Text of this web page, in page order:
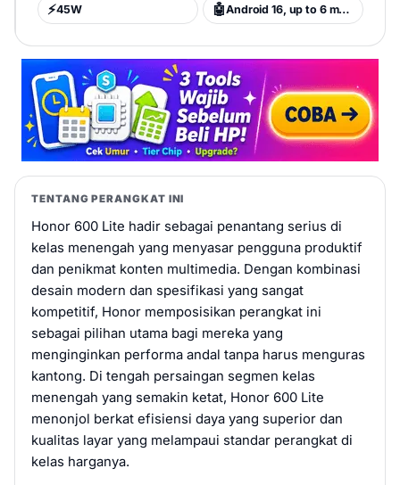
⚡45W 🤖 Android 16, up to 6 major Android upgrades, MagicOS 10
TENTANG PERANGKAT INI
Honor 600 Lite hadir sebagai penantang serius di
kelas menengah yang menyasar pengguna produktif
dan penikmat konten multimedia. Dengan kombinasi
desain modern dan spesifikasi yang sangat
kompetitif, Honor memposisikan perangkat ini
sebagai pilihan utama bagi mereka yang
menginginkan performa andal tanpa harus menguras
kantong. Di tengah persaingan segmen kelas
menengah yang semakin ketat, Honor 600 Lite
menonjol berkat efisiensi daya yang superior dan
kualitas layar yang melampaui standar perangkat di
kelas harganya.